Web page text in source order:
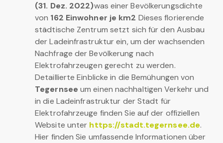
(31. Dez. 2022)was einer Bevölkerungsdichte
von 162 Einwohner je km2 Dieses florierende
städtische Zentrum setzt sich für den Ausbau
der Ladeinfrastruktur ein, um der wachsenden
Nachfrage der Bevölkerung nach
Elektrofahrzeugen gerecht zu werden.
Detaillierte Einblicke in die Bemühungen von
Tegernsee um einen nachhaltigen Verkehr und
in die Ladeinfrastruktur der Stadt für
Elektrofahrzeuge finden Sie auf der offiziellen
Website unter https://stadt.tegernsee.de.
Hier finden Sie umfassende Informationen über